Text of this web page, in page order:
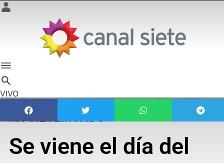
VIVO
EN SIETEMUNDO
Se viene el día del